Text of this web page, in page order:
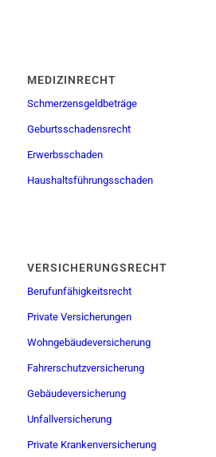
MEDIZINRECHT
Schmerzensgeldbeträge
Geburtsschadensrecht
Erwerbsschaden
Haushaltsführungsschaden
VERSICHERUNGSRECHT
Berufunfähigkeitsrecht
Private Versicherungen
Wohngebäudeversicherung
Fahrerschutzversicherung
Gebäudeversicherung
Unfallversicherung
Private Krankenversicherung